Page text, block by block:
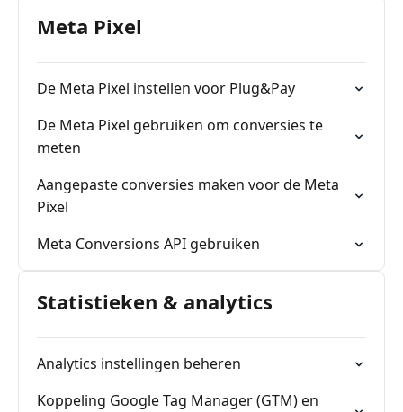
Meta Pixel
De Meta Pixel instellen voor Plug&Pay
De Meta Pixel gebruiken om conversies te
meten
Aangepaste conversies maken voor de Meta
Pixel
Meta Conversions API gebruiken
Statistieken & analytics
Analytics instellingen beheren
Koppeling Google Tag Manager (GTM) en